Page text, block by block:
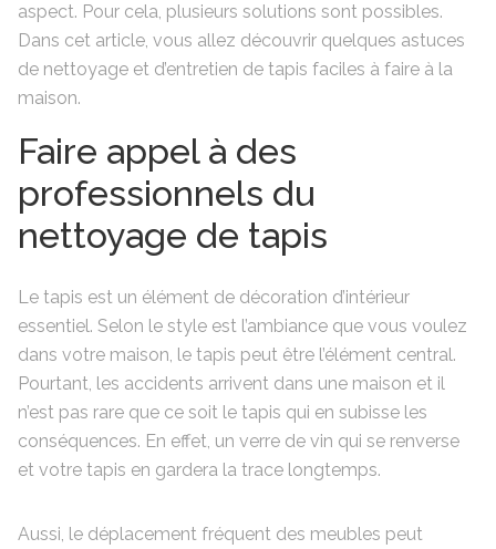
aspect. Pour cela, plusieurs solutions sont possibles.
Dans cet article, vous allez découvrir quelques astuces
de nettoyage et d’entretien de tapis faciles à faire à la
maison.
Faire appel à des
professionnels du
nettoyage de tapis
Le tapis est un élément de décoration d’intérieur
essentiel. Selon le style est l’ambiance que vous voulez
dans votre maison, le tapis peut être l’élément central.
Pourtant, les accidents arrivent dans une maison et il
n’est pas rare que ce soit le tapis qui en subisse les
conséquences. En effet, un verre de vin qui se renverse
et votre tapis en gardera la trace longtemps.
Aussi, le déplacement fréquent des meubles peut